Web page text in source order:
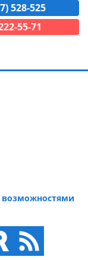
528-525
55-71
возможностями